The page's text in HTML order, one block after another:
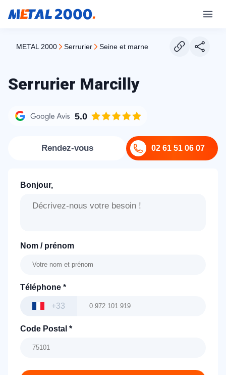
METAL 2000 serrurier seine et marne
Serrurier Marcilly
5.0
02 61 51 06 07
Rendez-vous
Bonjour,
Nom / prénom
Téléphone *
+33
Code Postal *